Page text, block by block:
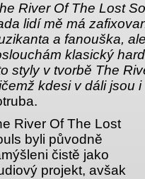
River Of The Lost
lidí mě má
a fanouška,
klasický
styly v tvorbě The
kdesi v dáli jsou
River Of The Lost
byli původně
čistě jako
projekt, avšak